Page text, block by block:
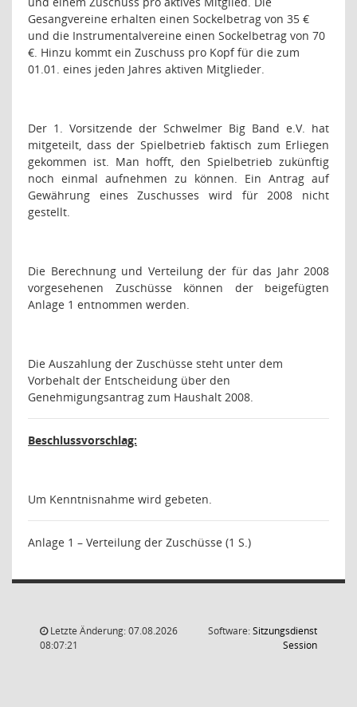
Gesangvereine erhalten einen Sockelbetrag von 35 €
und die Instrumentalvereine einen Sockelbetrag von 70
€. Hinzu kommt ein Zuschuss pro Kopf für die zum
01.01. eines jeden Jahres aktiven Mitglieder.
Der 1. Vorsitzende der Schwelmer Big Band e.V. hat
mitgeteilt, dass der Spielbetrieb faktisch zum Erliegen
gekommen ist. Man hofft, den Spielbetrieb zukünftig
noch einmal aufnehmen zu können. Ein Antrag auf
Gewährung eines Zuschusses wird für 2008 nicht
gestellt.
Die Berechnung und Verteilung der für das Jahr 2008
vorgesehenen Zuschüsse können der beigefügten
Anlage 1 entnommen werden.
Die Auszahlung der Zuschüsse steht unter dem
Vorbehalt der Entscheidung über den
Genehmigungsantrag zum Haushalt 2008.
Beschlussvorschlag:
Um Kenntnisnahme wird gebeten.
Anlage 1 – Verteilung der Zuschüsse (1 S.)
Letzte Änderung: 07.08.2026
08:07:21
Software:Sitzungsdienst
Session(Wird in